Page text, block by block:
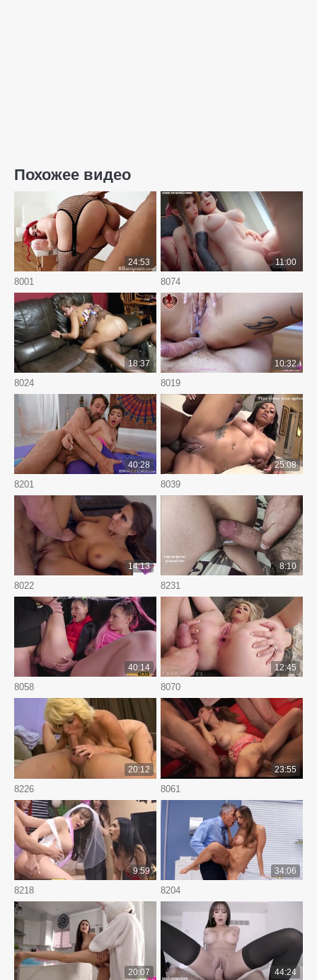
Похожее видео
8001
24:53
8074
11:00
8024
18:37
8019
10:32
8201
40:28
8039
25:08
8022
14:13
8231
8:10
8058
40:14
8070
12:45
8226
20:12
8061
23:55
8218
9:59
8204
34:06
20:07 44:24